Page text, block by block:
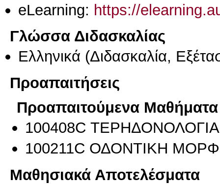
eLearning: https://
Γλώσσα Διδασκαλίας
Ελληνικά (Διδασκαλία,
Προαπαιτήσεις
Προαπαιτούμενα Μαθήματα
100408C
100211C ΟΔΟΝΤΙΚΗ
Μαθησιακά Αποτελέσματα